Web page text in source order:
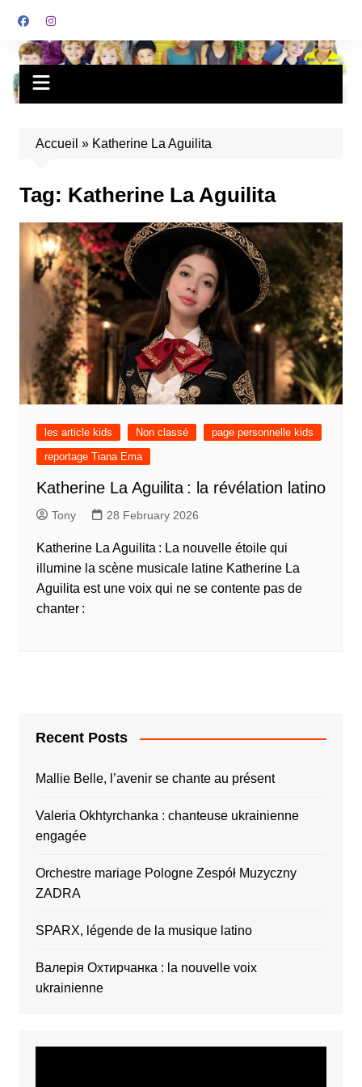
Accueil » Katherine La Aguilita
Tag: Katherine La Aguilita
les article kids Non classé
page personnelle kids
reportage Tiana Ema
Katherine La Aguilita : la révélation latino
Tony 28 February 2026
Katherine La Aguilita : La nouvelle étoile qui
illumine la scène musicale latine Katherine La
Aguilita est une voix qui ne se contente pas de
chanter :
Recent Posts
Mallie Belle, l’avenir se chante au présent
Valeria Okhtyrchanka : chanteuse ukrainienne
engagée
Orchestre mariage Pologne Zespół Muzyczny
ZADRA
SPARX, légende de la musique latino
Валерія Охтирчанка : la nouvelle voix
ukrainienne